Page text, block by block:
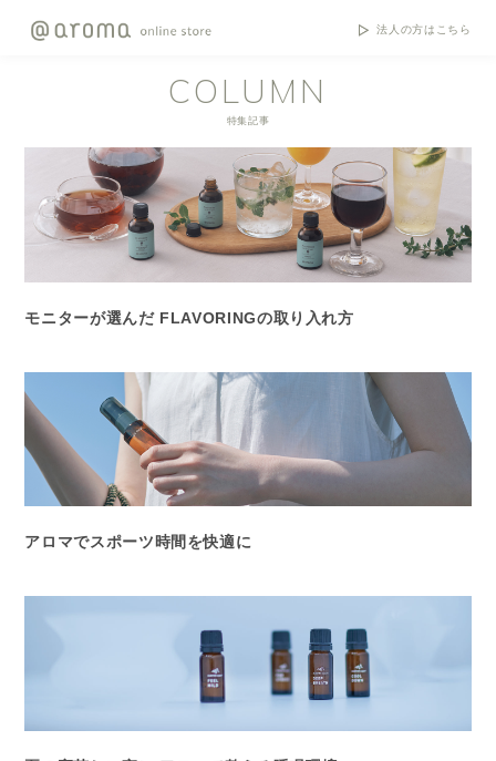
法人の方はこちら
COLUMN
特集記事
モニターが選んだ FLAVORINGの取り入れ方
アロマでスポーツ時間を快適に